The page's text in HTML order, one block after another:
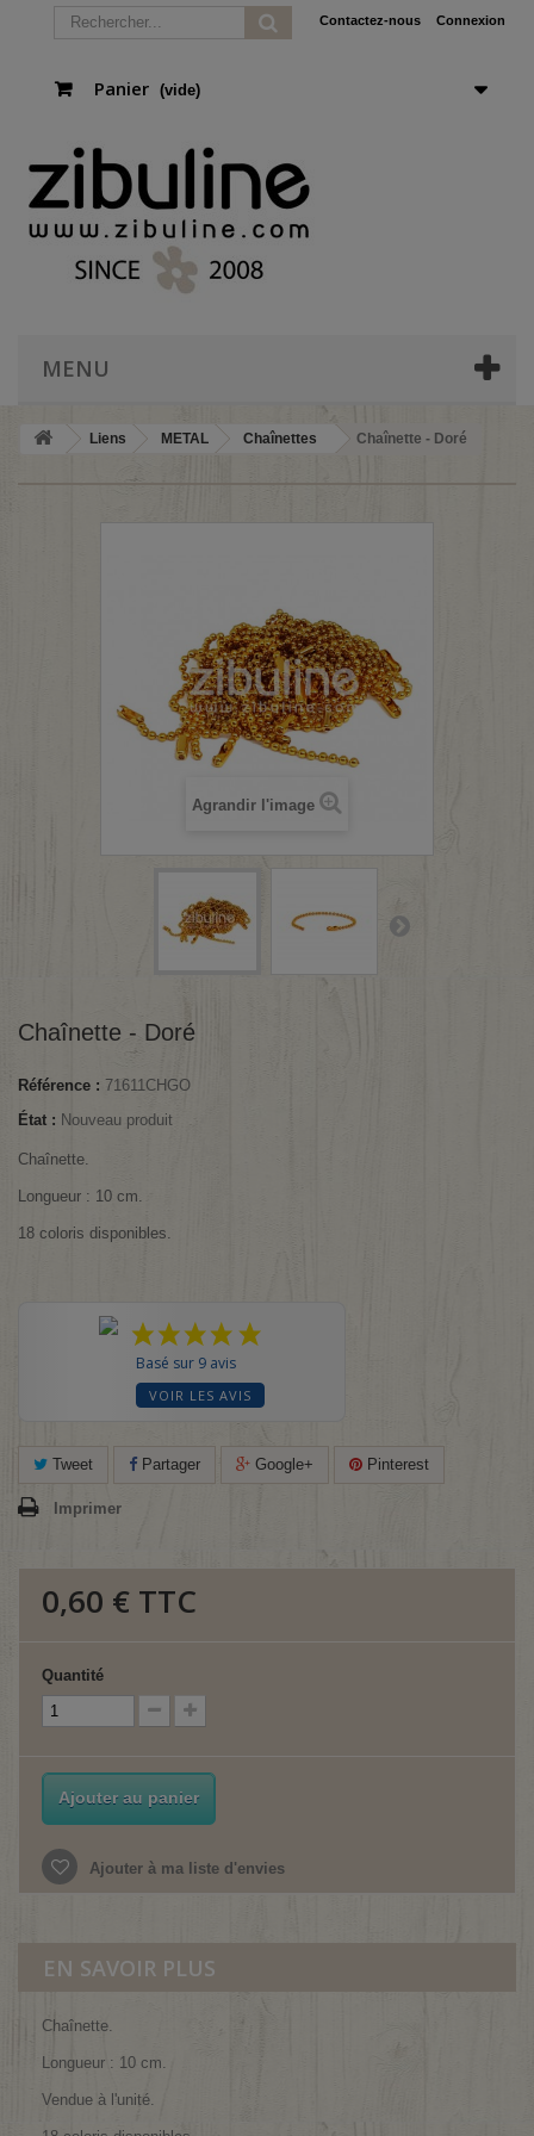
Connexion
Contactez-nous
Panier (vide)
MENU
Liens METAL Chaînettes Chaînette - Doré
Agrandir l'image
Chaînette - Doré
Référence : 71611CHGO
État : Nouveau produit
Chaînette.
Longueur : 10 cm.
18 coloris disponibles.
Basé sur 9 avis
VOIR LES AVIS
Tweet Partager Google+ Pinterest
Imprimer
0,60 € TTC
Quantité
Ajouter au panier
Ajouter à ma liste d'envies
EN SAVOIR PLUS
Chaînette.
Longueur : 10 cm.
Vendue à l'unité.